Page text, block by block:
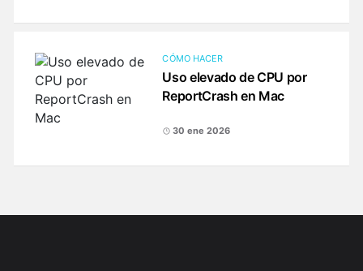
CÓMO HACER
Uso elevado de CPU por
ReportCrash en Mac
30 ene 2026